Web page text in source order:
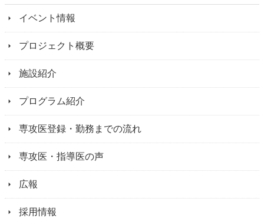
イベント情報
プロジェクト概要
施設紹介
プログラム紹介
専攻医登録・勤務までの流れ
専攻医・指導医の声
広報
採用情報